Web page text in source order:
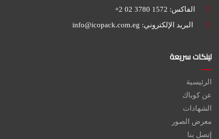
الفاكس: 1572 3780 02 2+
البريد الإلكتروني: info@icopack.com.eg
لينكات سريعة
الرئيسية
عن كوباك
الشهادات
معرض الصور
إتصل بنا